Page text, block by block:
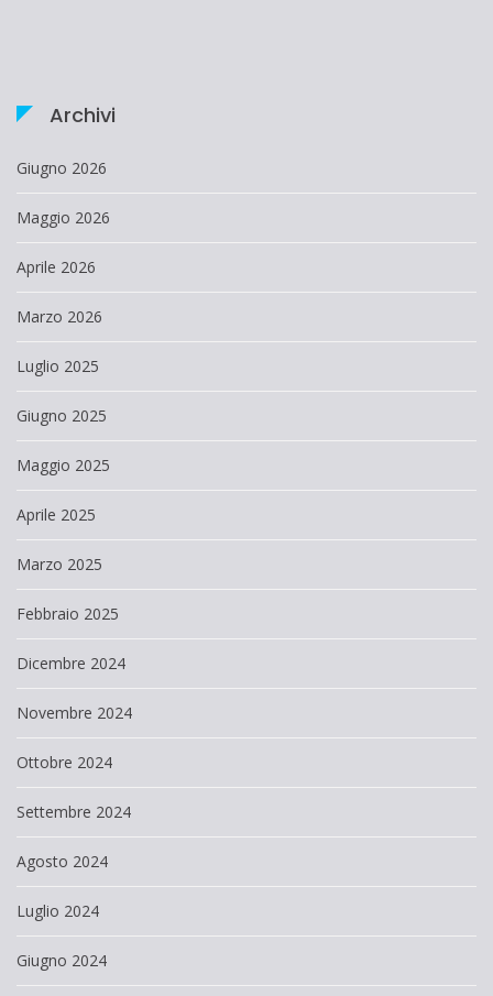
Archivi
Giugno 2026
Maggio 2026
Aprile 2026
Marzo 2026
Luglio 2025
Giugno 2025
Maggio 2025
Aprile 2025
Marzo 2025
Febbraio 2025
Dicembre 2024
Novembre 2024
Ottobre 2024
Settembre 2024
Agosto 2024
Luglio 2024
Giugno 2024